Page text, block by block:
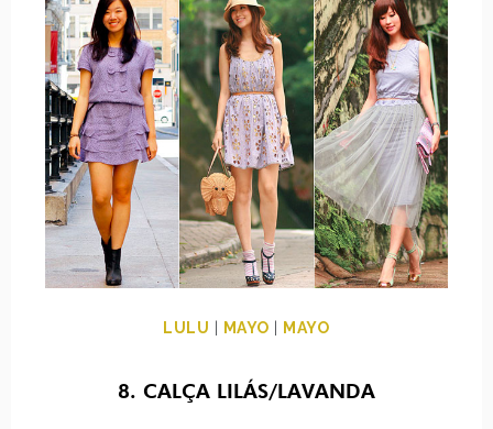
LULU MAYO MAYO
8. CALÇA LILÁS/LAVANDA